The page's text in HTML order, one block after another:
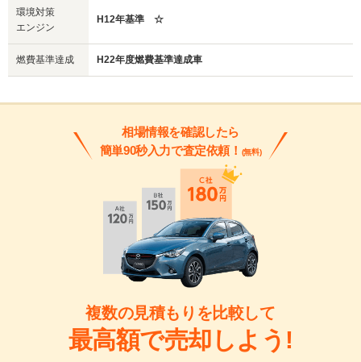
環境対策
エンジン
H12年基準 ☆
燃費基準達成 H22年度燃費基準達成車
相場情報を確認したら
簡単90秒入力で査定依頼！ (無料)
複数の見積もりを比較して
最高額で売却しよう!